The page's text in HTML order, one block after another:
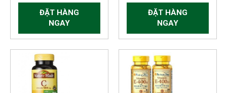
ĐẶT HÀNG
NGAY
ĐẶT HÀNG
NGAY